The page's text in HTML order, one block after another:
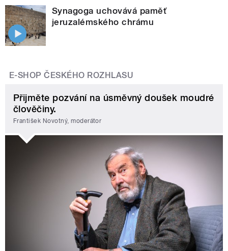
Synagoga uchovává paměť
jeruzalémského chrámu
E-SHOP ČESKÉHO ROZHLASU
Přijměte pozvání na úsměvný doušek moudré
člověčiny.
František Novotný, moderátor